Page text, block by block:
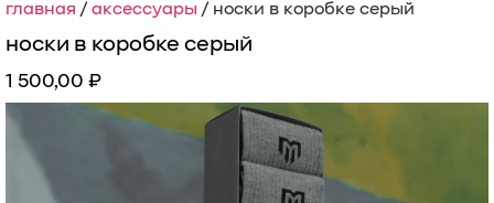
главная / аксессуары / носки в коробке серый
носки в коробке серый
1 500,00 ₽